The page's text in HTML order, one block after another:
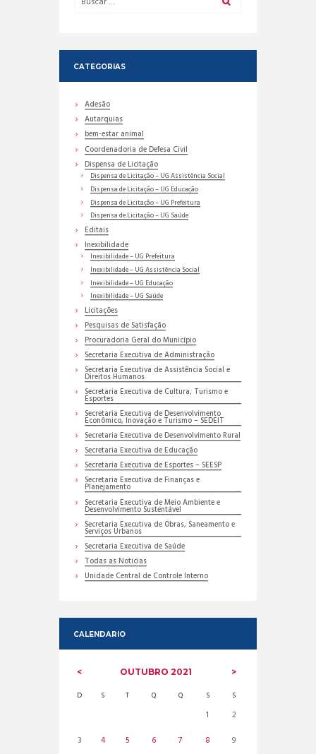
CATEGORIAS
Adesão
Autarquias
bem-estar animal
Coordenadoria de Defesa Civil
Dispensa de Licitação
Dispensa de Licitação – UG Assistência Social
Dispensa de Licitação – UG Educação
Dispensa de Licitação – UG Prefeitura
Dispensa de Licitação – UG Saúde
Editais
Inexibilidade
Inexibilidade – UG Prefeitura
Inexibilidade – UG Assistência Social
Inexibilidade – UG Educação
Inexibilidade – UG Saúde
Licitações
Pesquisas de Satisfação
Procuradoria Geral do Município
Secretaria Executiva de Administração
Secretaria Executiva de Assistência Social e
Direitos Humanos
Secretaria Executiva de Cultura, Turismo e
Esportes
Secretaria Executiva de Desenvolvimento
Econômico, Inovação e Turismo – SEDEIT
Secretaria Executiva de Desenvolvimento Rural
Secretaria Executiva de Educação
Secretaria Executiva de Esportes – SEESP
Secretaria Executiva de Finanças e
Planejamento
Secretaria Executiva de Meio Ambiente e
Desenvolvimento Sustentável
Secretaria Executiva de Obras, Saneamento e
Serviços Urbanos
Secretaria Executiva de Saúde
Todas as Noticias
Unidade Central de Controle Interno
CALENDARIO
OUTUBRO2021
D S T Q Q S S
1
2
3
4 5 6 7 8 9